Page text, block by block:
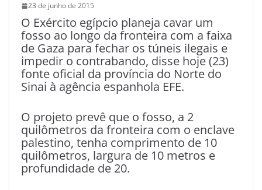
23 de junho de 2015
O Exército egípcio planeja cavar um
fosso ao longo da fronteira com a faixa
de Gaza para fechar os túneis ilegais e
impedir o contrabando, disse hoje (23)
fonte oficial da província do Norte do
Sinai à agência espanhola EFE.
O projeto prevê que o fosso, a 2
quilômetros da fronteira com o enclave
palestino, tenha comprimento de 10
quilômetros, largura de 10 metros e
profundidade de 20.